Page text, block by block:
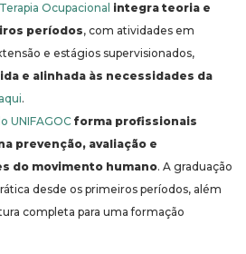
Ocupacional integra teoria e
períodos, com atividades em
e estágios supervisionados,
e alinhada às necessidades da
.
UNIFAGOC forma profissionais
prevenção, avaliação e
do movimento humano. A graduação
desde os primeiros períodos, além
completa para uma formação